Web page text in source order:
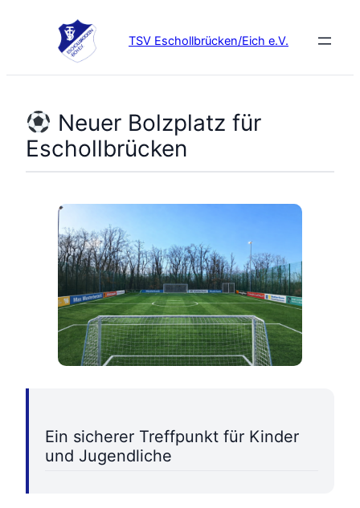
TSV Eschollbrücken/Eich e.V.
Neuer Bolzplatz für
Eschollbrücken
Ein sicherer Treffpunkt für Kinder
und Jugendliche